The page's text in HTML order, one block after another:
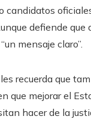
candidatos
defiende que
mensaje claro”.
recuerda que
que mejorar el
hacer de la